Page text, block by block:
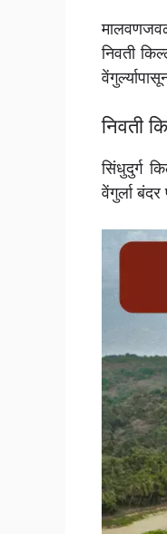
निवती
निवती
सिंधुदुर्ग
वेंगुर्ला